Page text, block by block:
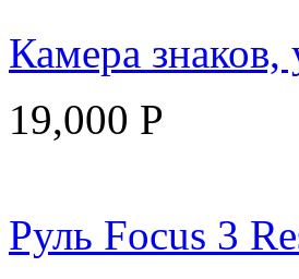
Камера знаков,
19,000 Р
Руль Focus 3